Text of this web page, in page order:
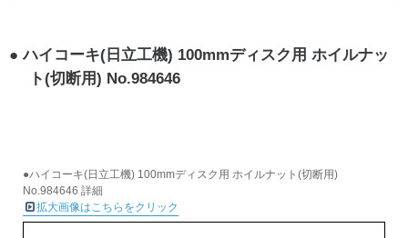
ハイコーキ(日立工機) 100mmディスク用 ホイルナッ
ト(切断用) No.984646
●ハイコーキ(日立工機) 100mmディスク用 ホイルナット(切断用)
No.984646 詳細
拡大画像はこちらをクリック